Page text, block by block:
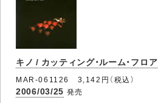
キノ / カッティング・ルーム・フロア
MAR-061126 3,142円（税込）
2006/03/25 発売